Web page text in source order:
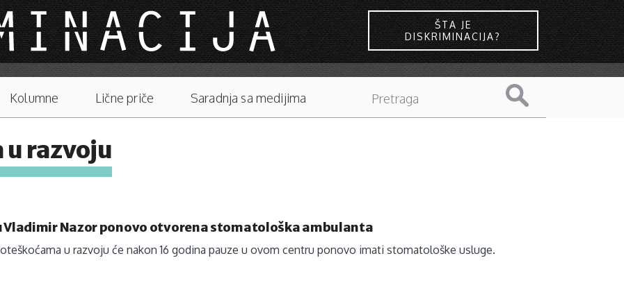
ŠTA JE
DISKRIMINACIJA?
Kolumne Lične priče Saradnja sa medijima
u razvoju
Vladimir Nazor ponovo otvorena stomatološka ambulanta
u razvoju će nakon 16 godina pauze u ovom centru ponovo imati stomatološke usluge.